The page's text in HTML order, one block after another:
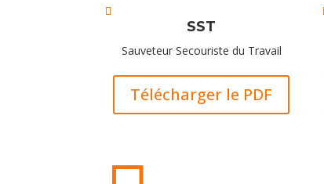
SST
Sauveteur Secouriste du Travail
Télécharger le PDF